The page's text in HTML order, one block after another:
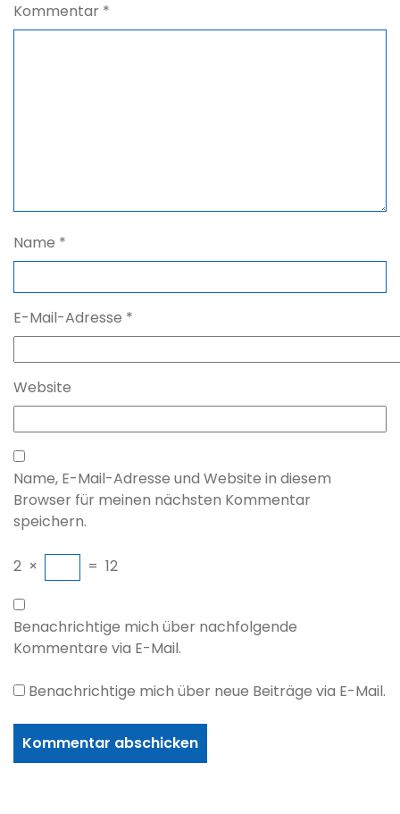
Kommentar *
Name *
E-Mail-Adresse *
Website
Name, E-Mail-Adresse und Website in diesem
Browser für meinen nächsten Kommentar
speichern.
2 × = 12
Benachrichtige mich über nachfolgende
Kommentare via E-Mail.
Benachrichtige mich über neue Beiträge via E-Mail.